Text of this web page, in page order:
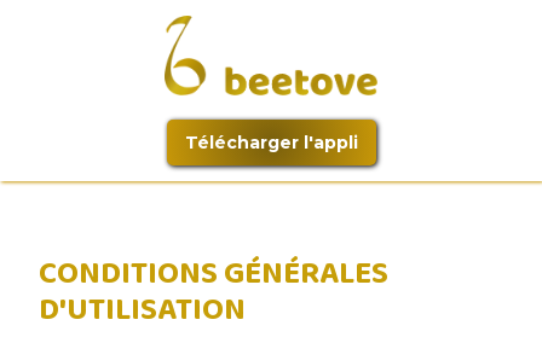
Télécharger l'appli
CONDITIONS GÉNÉRALES
D'UTILISATION